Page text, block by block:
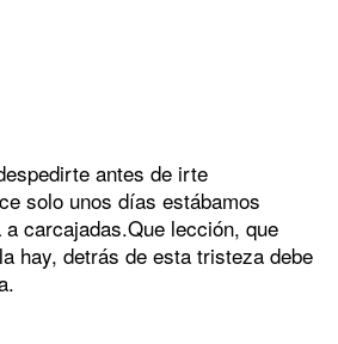
antes de irte
solo unos días estábamos
carcajadas.Que lección, que
hay, detrás de esta tristeza debe